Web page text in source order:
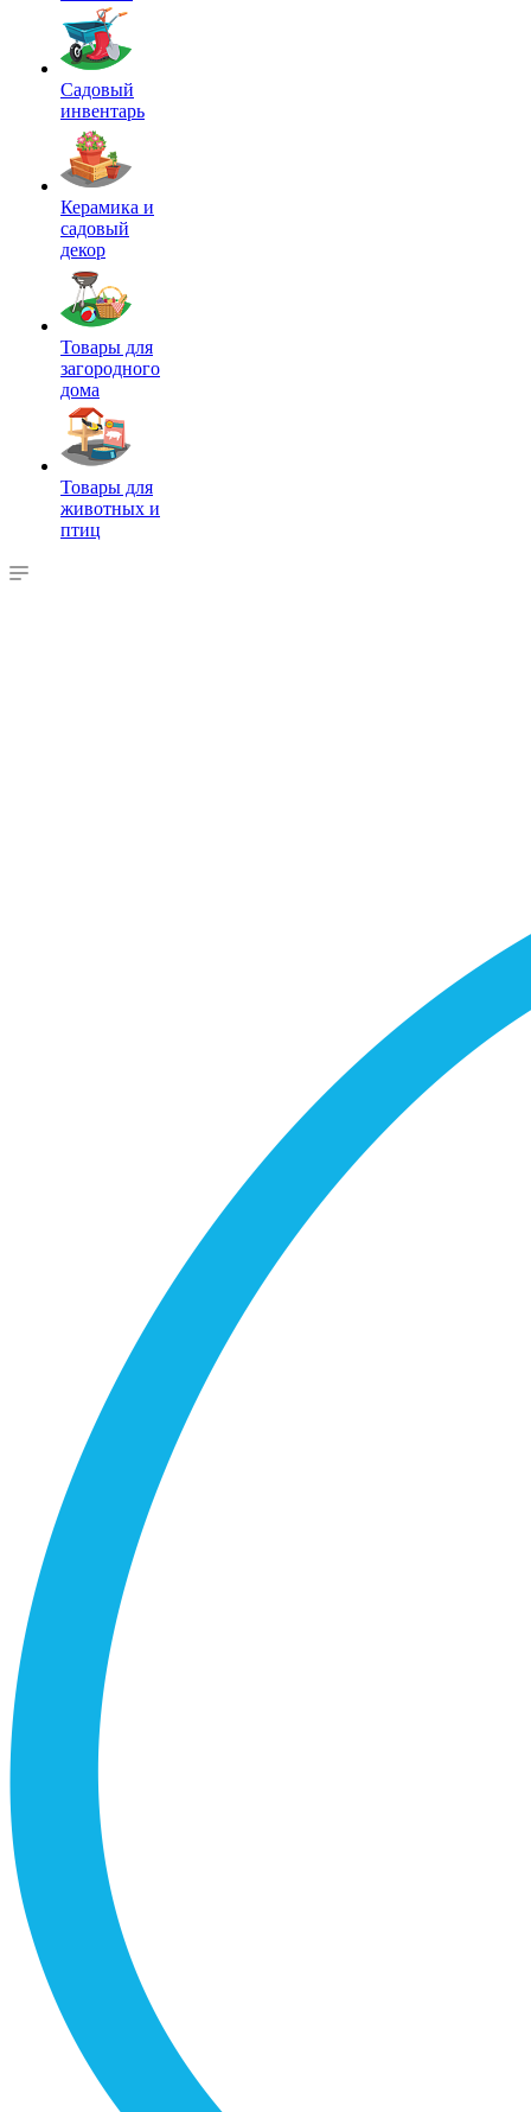
Садовый
инвентарь
Керамика и
садовый
декор
Товары для
загородного
дома
Товары для
животных и
птиц